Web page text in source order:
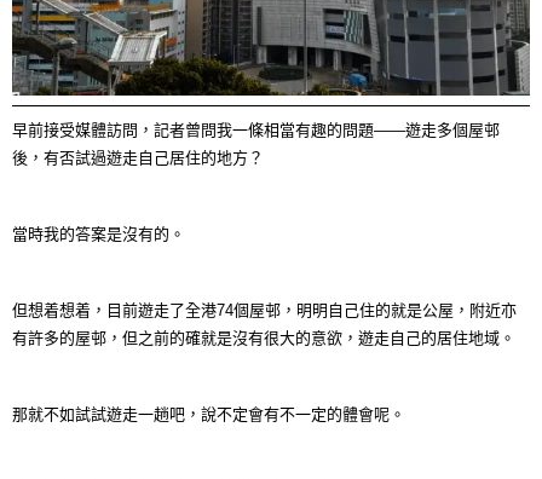
早前接受媒體訪問，記者曾問我一條相當有趣的問題——遊走多個屋邨
後，有否試過遊走自己居住的地方？
當時我的答案是沒有的。
但想着想着，目前遊走了全港74個屋邨，明明自己住的就是公屋，附近亦
有許多的屋邨，但之前的確就是沒有很大的意欲，遊走自己的居住地域。
那就不如試試遊走一趟吧，說不定會有不一定的體會呢。